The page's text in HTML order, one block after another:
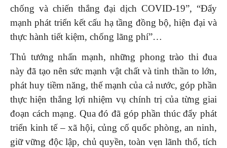
chống và chiến thắng đại dịch COVID-19”, “Đẩy
mạnh phát triển kết cấu hạ tầng đồng bộ, hiện đại và
thực hành tiết kiệm, chống lãng phí”…
Thủ tướng nhấn mạnh, những phong trào thi đua
này đã tạo nên sức mạnh vật chất và tinh thần to lớn,
phát huy tiềm năng, thế mạnh của cả nước, góp phần
thực hiện thắng lợi nhiệm vụ chính trị của từng giai
đoạn cách mạng. Qua đó đã góp phần thúc đẩy phát
triển kinh tế – xã hội, củng cố quốc phòng, an ninh,
giữ vững độc lập, chủ quyền, toàn vẹn lãnh thổ, tích